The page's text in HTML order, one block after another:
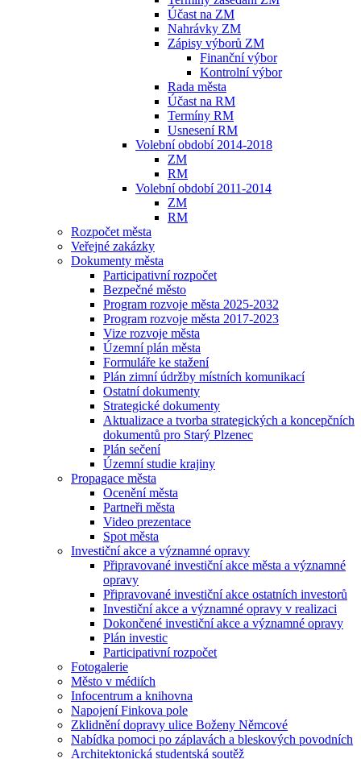
Účast na ZM
Nahrávky ZM
Zápisy výborů ZM
Finanční výbor
Kontrolní výbor
Rada města
Účast na RM
Termíny RM
Usnesení RM
Volební období 2014-2018
ZM
RM
Volební období 2011-2014
ZM
RM
Rozpočet města
Veřejné zakázky
Dokumenty města
Participativní rozpočet
Bezpečné město
Program rozvoje města 2025-2032
Program rozvoje města 2017-2023
Vize rozvoje města
Územní plán města
Formuláře ke stažení
Plán zimní údržby místních komunikací
Ostatní dokumenty
Strategické dokumenty
Aktualizace a tvorba strategických a koncepčních
dokumentů pro Starý Plzenec
Plán sečení
Územní studie krajiny
Propagace města
Ocenění města
Partneři města
Video prezentace
Spot města
Investiční akce a významné opravy
Připravované investiční akce města a významné
opravy
Připravované investiční akce ostatních investorů
Investiční akce a významné opravy v realizaci
Dokončené investiční akce a významné opravy
Plán investic
Participativní rozpočet
Fotogalerie
Město v médiích
Infocentrum a knihovna
Napojení Finkova pole
Zklidnění dopravy ulice Boženy Němcové
Nabídka pomoci po záplavách a bleskových povodních
Architektonická studentská soutěž